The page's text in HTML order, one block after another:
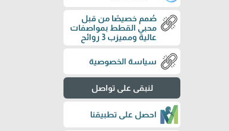
صُمم خصيصًا من قبل
محبي القطط بمواصفات
عالية ومميزب 3 روائح
سياسة الخصوصية
لنبقى على تواصل
احصل على تطبيقنا